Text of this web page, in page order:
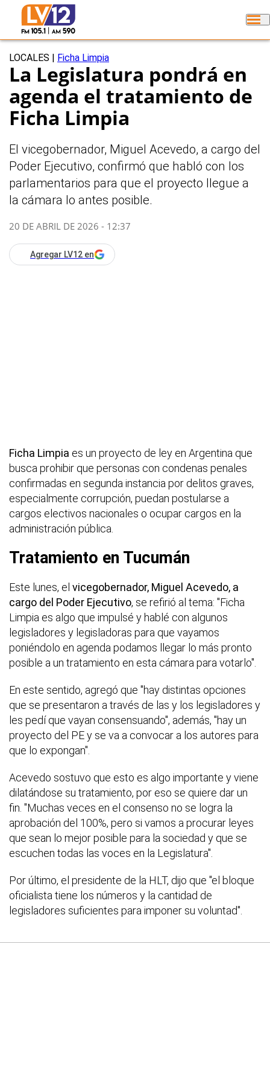
LOCALES Ficha Limpia
La Legislatura pondrá en
agenda el tratamiento de
Ficha Limpia
El vicegobernador, Miguel Acevedo, a cargo del
Poder Ejecutivo, confirmó que habló con los
parlamentarios para que el proyecto llegue a
la cámara lo antes posible.
20 DE ABRIL DE 2026 - 12:37
Agregar LV12 en
Ficha Limpia es un proyecto de ley en Argentina que
busca prohibir que personas con condenas penales
confirmadas en segunda instancia por delitos graves,
especialmente corrupción, puedan postularse a
cargos electivos nacionales o ocupar cargos en la
administración pública.
Tratamiento en Tucumán
Este lunes, el vicegobernador, Miguel Acevedo, a
cargo del Poder Ejecutivo, se refirió al tema: "Ficha
Limpia es algo que impulsé y hablé con algunos
legisladores y legisladoras para que vayamos
poniéndolo en agenda podamos llegar lo más pronto
posible a un tratamiento en esta cámara para votarlo".
En este sentido, agregó que "hay distintas opciones
que se presentaron a través de las y los legisladores y
les pedí que vayan consensuando", además, "hay un
proyecto del PE y se va a convocar a los autores para
que lo expongan".
Acevedo sostuvo que esto es algo importante y viene
dilatándose su tratamiento, por eso se quiere dar un
fin. "Muchas veces en el consenso no se logra la
aprobación del 100%, pero si vamos a procurar leyes
que sean lo mejor posible para la sociedad y que se
escuchen todas las voces en la Legislatura".
Por último, el presidente de la HLT, dijo que "el bloque
oficialista tiene los números y la cantidad de
legisladores suficientes para imponer su voluntad".